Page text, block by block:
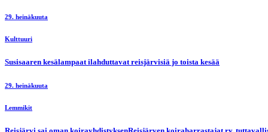
29. heinäkuuta
Kulttuuri
Susisaaren kesälampaat ilahduttavat reisjärvisiä jo toista kesää
29. heinäkuuta
Lemmikit